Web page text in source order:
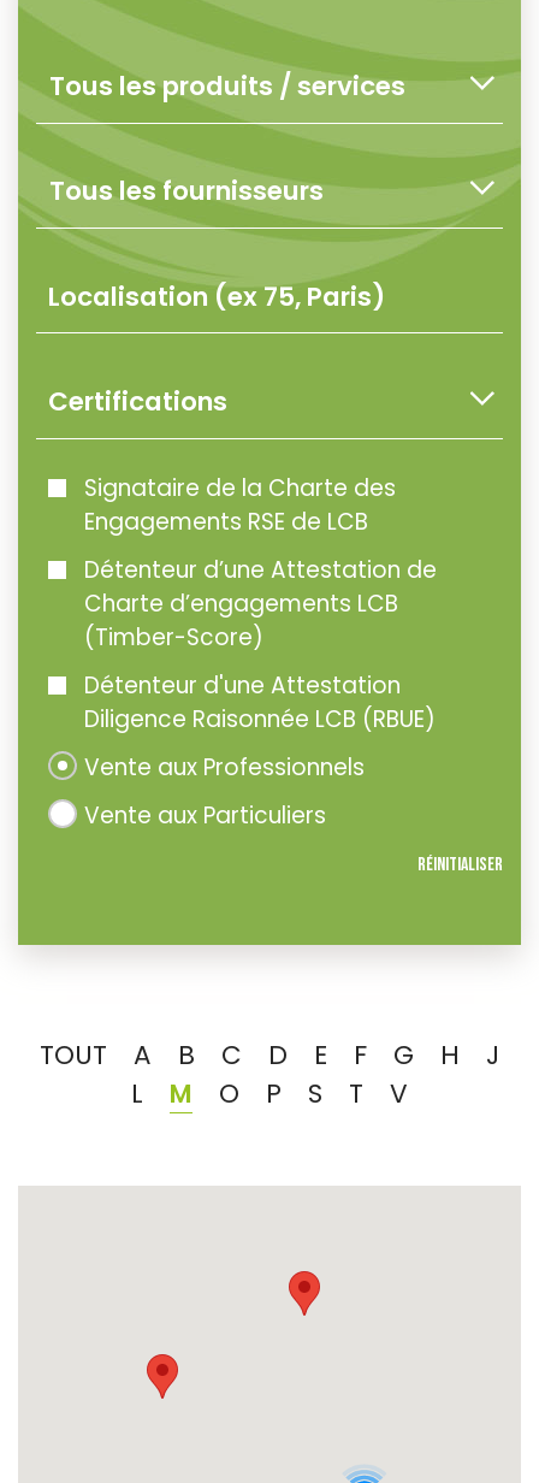
Certifications
Signataire de la Charte des
Engagements RSE de LCB
Détenteur d’une Attestation de
Charte d’engagements LCB
(Timber-Score)
Détenteur d'une Attestation
Diligence Raisonnée LCB (RBUE)
Vente aux Professionnels
Vente aux Particuliers
Réinitialiser
TOUT A B C D E F G H
J
L
M O P S T V